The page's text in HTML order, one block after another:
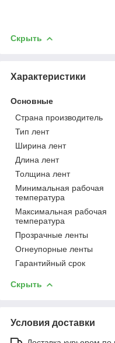
Скрыть
Характеристики
Основные
Страна производитель
Тип лент
Ширина лент
Длина лент
Толщина лент
Минимальная рабочая
температура
Максимальная рабочая
температура
Прозрачные ленты
Огнеупорные ленты
Гарантийный срок
Скрыть
Условия доставки